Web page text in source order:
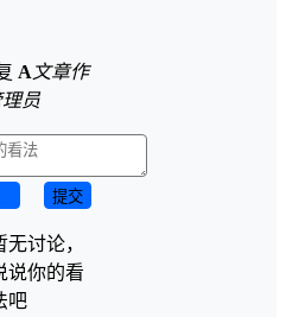
A 文章作
理员
提交
无讨论，
说你的看
吧